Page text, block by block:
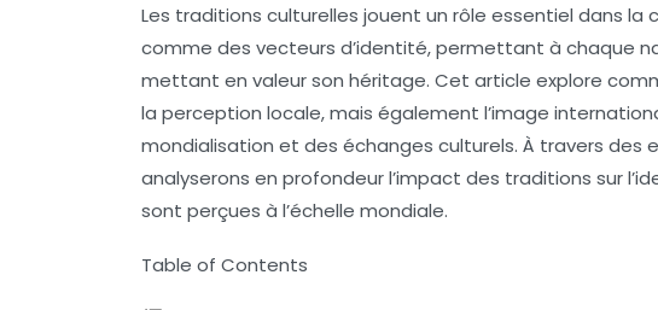
Les traditions culturelles jouent un rôle essentiel dans la
comme des vecteurs d’identité, permettant à chaque
mettant en valeur son héritage. Cet article explore
la perception locale, mais également l’image
mondialisation et des échanges culturels. À travers
analyserons en profondeur l’impact des traditions sur
sont perçues à l’échelle mondiale.
Table of Contents